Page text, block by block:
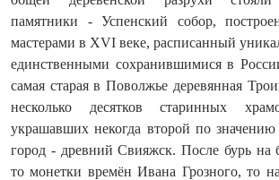
памятники - Успенский собор,
мастерами в XVI веке, расписанный
единственными сохранившимися в
самая старая в Поволжье деревянная
несколько десятков старинных
украшавших некогда второй по
город - древний Свияжск. После бурь на
то монетки времён Ивана Грозного, то